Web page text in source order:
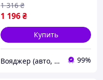
1 196₴
1 316 ₴
Купить
Вояджер (авто, туризм, спорт) 99%